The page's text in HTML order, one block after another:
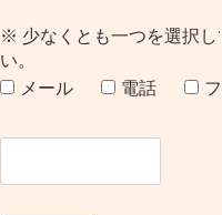
※ 少なくとも一つを選択し
い。
メール
電話